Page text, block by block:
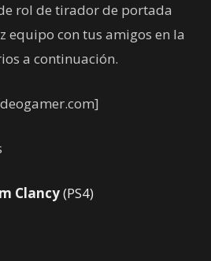
rol de tirador de portada
equipo con tus amigos en la
a continuación.
Clancy(PS4)